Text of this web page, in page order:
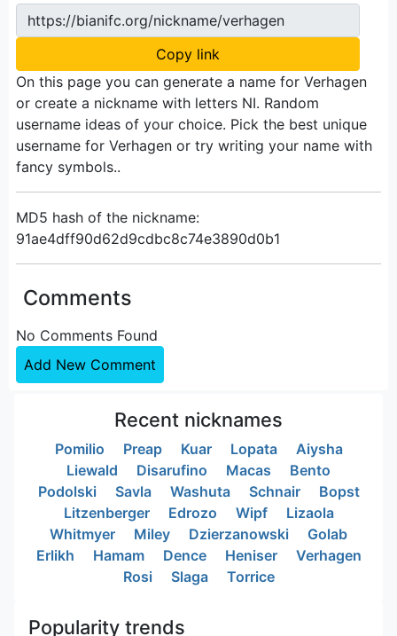
https://bianifc.org/nickname/verhagen
Copy link
On this page you can generate a name for Verhagen
or create a nickname with letters NI. Random
username ideas of your choice. Pick the best unique
username for Verhagen or try writing your name with
fancy symbols..
MD5 hash of the nickname:
91ae4dff90d62d9cdbc8c74e3890d0b1
Comments
No Comments Found
Add New Comment
Recent nicknames
Pomilio Preap Kuar Lopata
Aiysha
Liewald
Disarufino Macas
Bento
Podolski
Savla Washuta Schnair
Bopst
Litzenberger
Edrozo Wipf
Lizaola
Whitmyer
Miley Dzierzanowski
Golab
Erlikh
Hamam Dence Heniser
Verhagen
Rosi
Slaga Torrice
Popularity trends